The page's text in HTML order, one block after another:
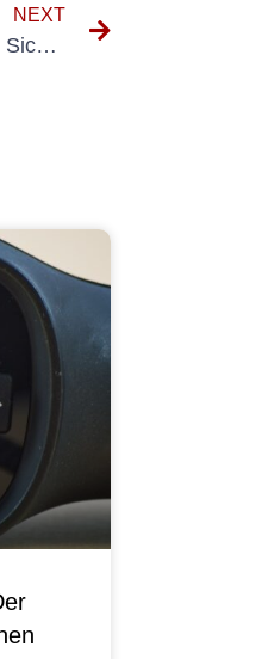
NEXT
Die Bedeutung der jährlichen Inspektionen für elektrische Sicherheit